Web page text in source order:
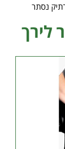
נסתר
לירך